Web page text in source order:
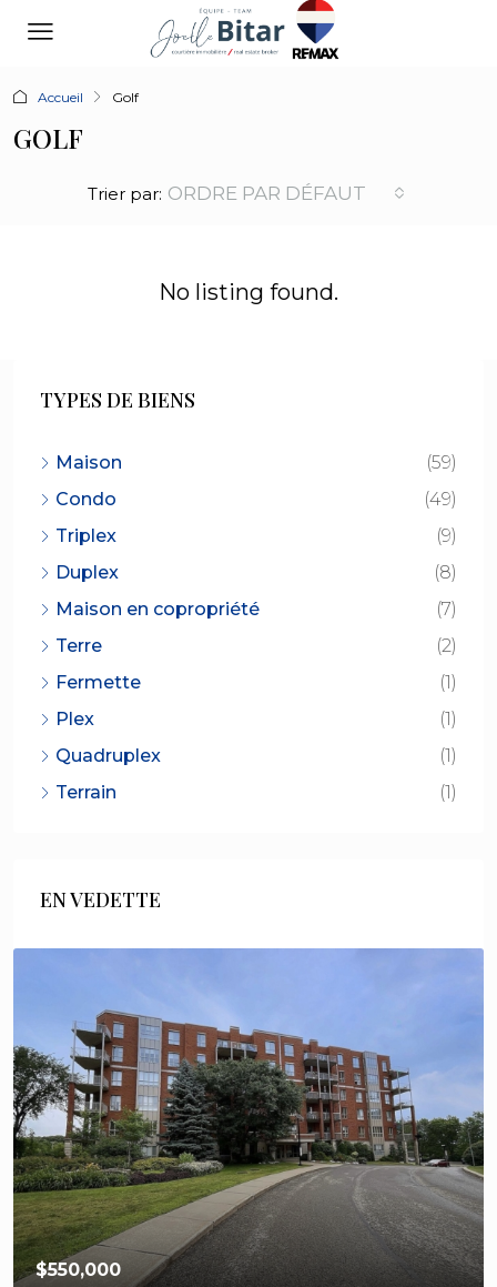
Accueil Golf
GOLF
Trier par: ORDRE PAR DÉFAUT
No listing found.
TYPES DE BIENS
Maison
(59)
Condo
(49)
Triplex
(9)
Duplex
(8)
Maison en copropriété
(7)
Terre
(2)
Fermette
(1)
Plex
(1)
Quadruplex
(1)
Terrain
(1)
EN VEDETTE
$550,000